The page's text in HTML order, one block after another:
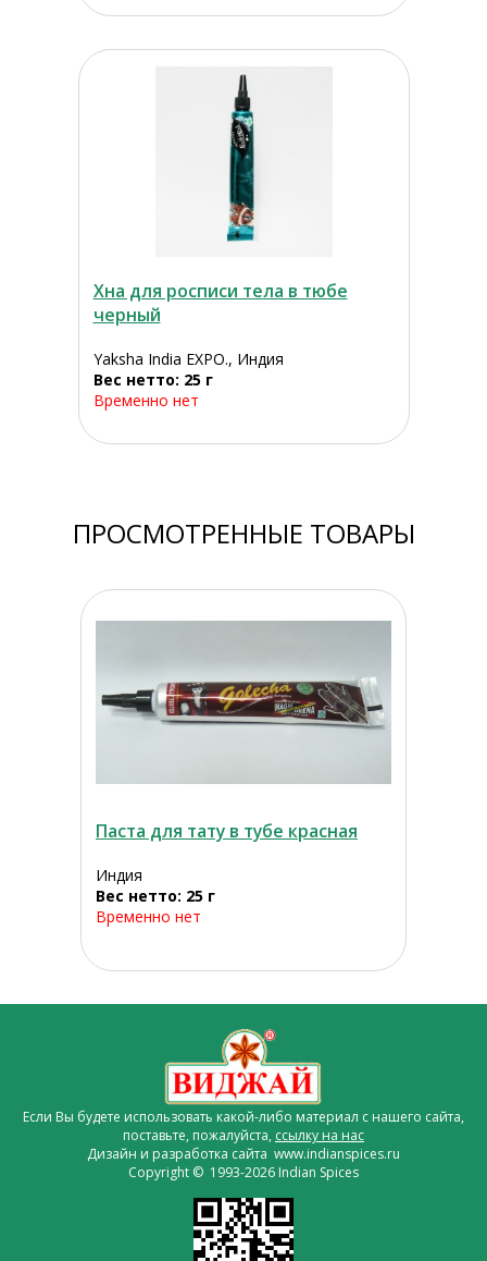
Хна для росписи тела в тюбе
черный
Yaksha India EXPO., Индия
Вес нетто: 25 г
Временно нет
ПРОСМОТРЕННЫЕ ТОВАРЫ
Паста для тату в тубе красная
Индия
Вес нетто: 25 г
Временно нет
Если Вы будете использовать какой-либо материал с нашего сайта,
поставьте, пожалуйста, ссылку на нас
Дизайн и разработка сайта www.indianspices.ru
Copyright © 1993-2026 Indian Spices